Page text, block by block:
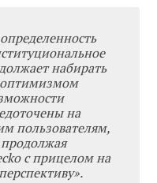
набирать
на
пользователям,
с прицелом на